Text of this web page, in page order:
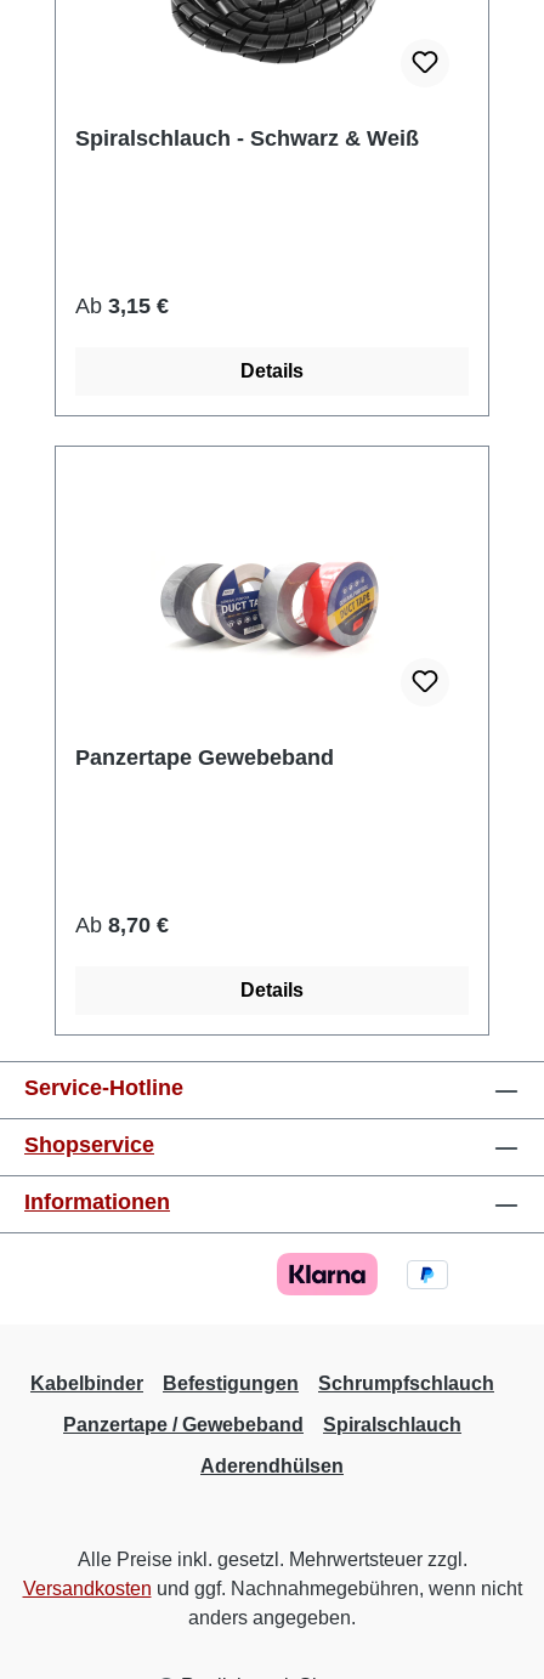
Spiralschlauch - Schwarz & Weiß
Regulärer Preis:
Ab 3,15 €
Details
Panzertape Gewebeband
Regulärer Preis:
Ab 8,70 €
Details
Service-Hotline
Shopservice
Informationen
Kabelbinder Befestigungen
Schrumpfschlauch
Panzertape / Gewebeband
Spiralschlauch
Aderendhülsen
Alle Preise inkl. gesetzl. Mehrwertsteuer zzgl.
Versandkosten und ggf. Nachnahmegebühren, wenn nicht
anders angegeben.